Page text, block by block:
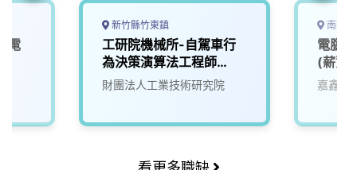
電
新竹縣竹東鎮
工研院機械所-自駕車行
為決策演算法工程師
(D300)
財團法人工業技術研究院
南投
電腦/
(薪資
嘉鑫科